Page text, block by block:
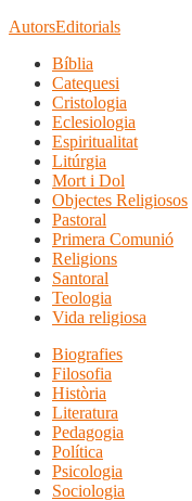
AutorsEditorials
Bíblia
Catequesi
Cristologia
Eclesiologia
Espiritualitat
Litúrgia
Mort i Dol
Objectes Religiosos
Pastoral
Primera Comunió
Religions
Santoral
Teologia
Vida religiosa
Biografies
Filosofia
Història
Literatura
Pedagogia
Política
Psicologia
Sociologia